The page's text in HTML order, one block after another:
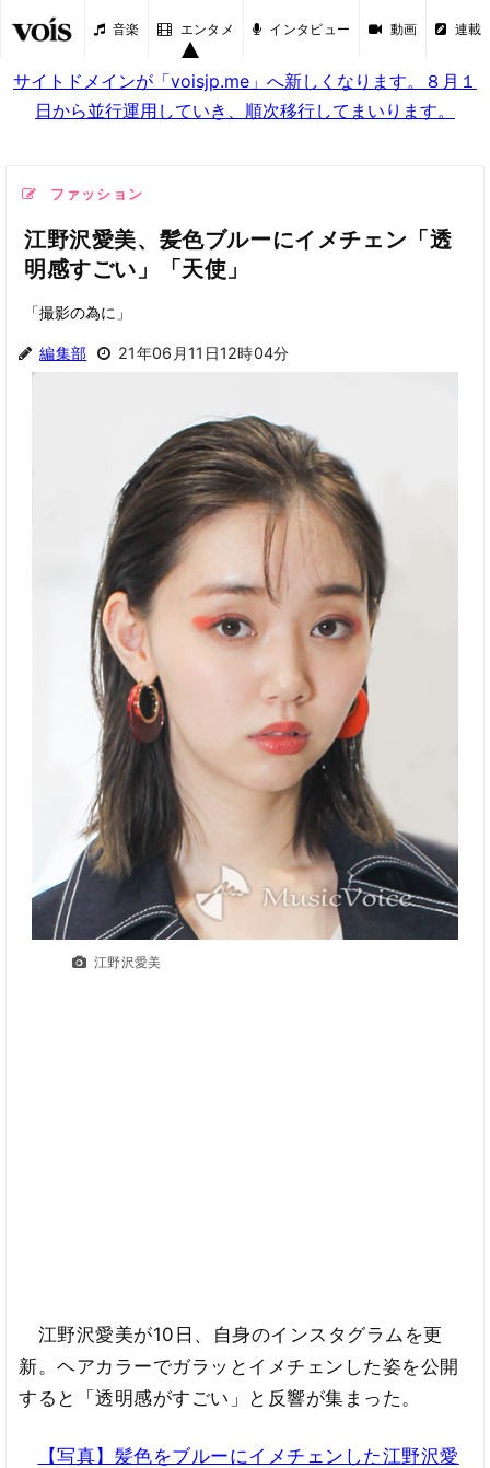
音楽 エンタメ インタビュー 動画 連載
サイトドメインが「voisjp.me」へ新しくなります。８月１
日から並行運用していき、順次移行してまいります。
ファッション
江野沢愛美、髪色ブルーにイメチェン「透
明感すごい」「天使」
「撮影の為に」
編集部 21年06月11日12時04分
江野沢愛美
江野沢愛美が10日、自身のインスタグラムを更
新。ヘアカラーでガラッとイメチェンした姿を公開
すると「透明感がすごい」と反響が集まった。
【写真】髪色をブルーにイメチェンした江野沢愛